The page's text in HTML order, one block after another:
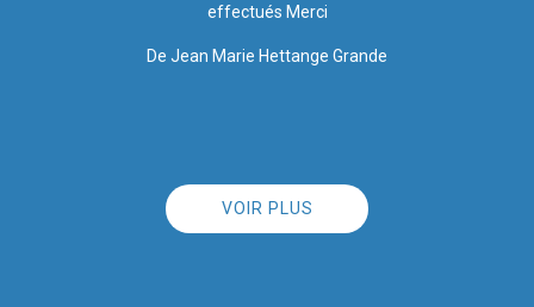
votre intervention, le résultat est top ????. Je recommande l
VOIR PLUS